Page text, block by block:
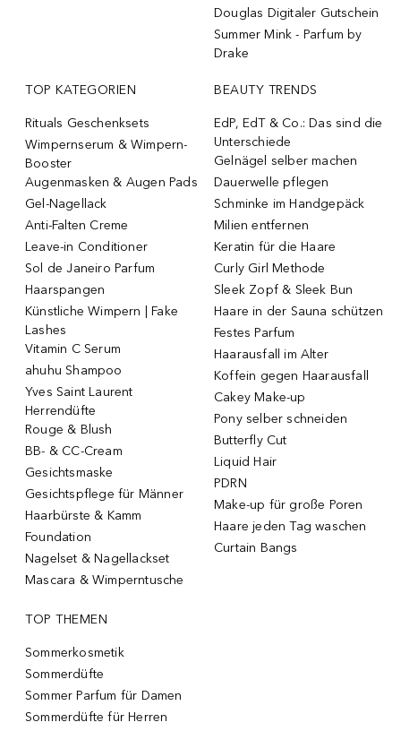
Douglas Digitaler Gutschein
Summer Mink - Parfum by
Drake
TOP KATEGORIEN
Rituals Geschenksets
Wimpernserum & Wimpern-
Booster
Augenmasken & Augen Pads
Gel-Nagellack
Anti-Falten Creme
Leave-in Conditioner
Sol de Janeiro Parfum
Haarspangen
Künstliche Wimpern | Fake
Lashes
Vitamin C Serum
ahuhu Shampoo
Yves Saint Laurent
Herrendüfte
Rouge & Blush
BB- & CC-Cream
Gesichtsmaske
Gesichtspflege für Männer
Haarbürste & Kamm
Foundation
Nagelset & Nagellackset
Mascara & Wimperntusche
BEAUTY TRENDS
EdP, EdT & Co.: Das sind die
Unterschiede
Gelnägel selber machen
Dauerwelle pflegen
Schminke im Handgepäck
Milien entfernen
Keratin für die Haare
Curly Girl Methode
Sleek Zopf & Sleek Bun
Haare in der Sauna schützen
Festes Parfum
Haarausfall im Alter
Koffein gegen Haarausfall
Cakey Make-up
Pony selber schneiden
Butterfly Cut
Liquid Hair
PDRN
Make-up für große Poren
Haare jeden Tag waschen
Curtain Bangs
TOP THEMEN
Sommerkosmetik
Sommerdüfte
Sommer Parfum für Damen
Sommerdüfte für Herren